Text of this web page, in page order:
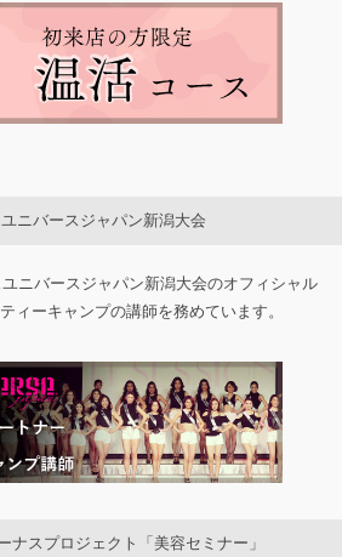
ニバースジャパン新潟大会
ニバースジャパン新潟大会のオフィシャル
ィーキャンプの講師を務めています。
ナスプロジェクト「美容セミナー」